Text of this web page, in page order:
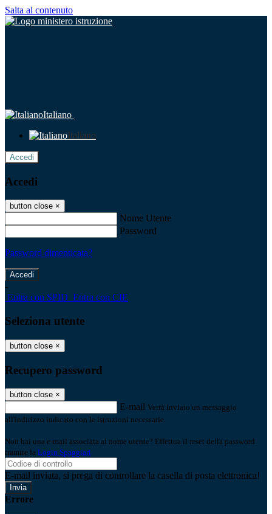
Salta al contenuto
Italiano
Italiano
Accedi
Accedi
button close ×
Nome Utente
Password
Password dimenticata?
-
Entra con SPID Entra con CIE
Seleziona utente
button close ×
Recupero password
button close ×
E-mail Verrà inviato un messaggio
all'indirizzo indicato con le istruzioni necessarie.
Non hai una e-mail associata al nome utente? Effettua il reset della password
tramite la Login Spaggiari
E-mail inviata, si prega di controllare la casella di posta elettronica!
Errore